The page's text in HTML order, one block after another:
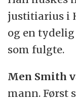
justitiarius i
og en
som fulgte.
Men Smith
mann. Først